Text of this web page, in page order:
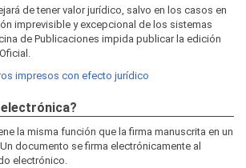
de tener valor jurídico, salvo en los casos en
imprevisible y excepcional de los sistemas
de Publicaciones impida publicar la edición
impresos con efecto jurídico
la misma función que la firma manuscrita en un
documento se firma electrónicamente al
electrónico.